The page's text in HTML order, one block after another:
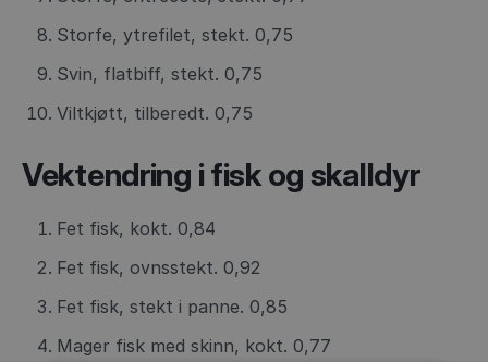
Storfe, ytrefilet, stekt. 0,75
Svin, flatbiff, stekt. 0,75
Viltkjøtt, tilberedt. 0,75
Vektendring i fisk og skalldyr
Fet fisk, kokt. 0,84
Fet fisk, ovnsstekt. 0,92
Fet fisk, stekt i panne. 0,85
Mager fisk med skinn, kokt. 0,77